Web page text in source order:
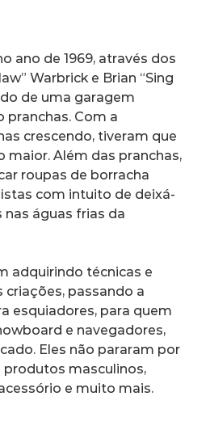
ano de 1969, através dos
Warbrick e Brian “Sing
de uma garagem
pranchas. Com a
crescendo, tiveram que
maior. Além das pranchas,
roupas de borracha
com intuito de deixá-
nas águas frias da
adquirindo técnicas e
passando a
esquiadores, para quem
e navegadores,
Eles não pararam por
produtos masculinos,
e muito mais.